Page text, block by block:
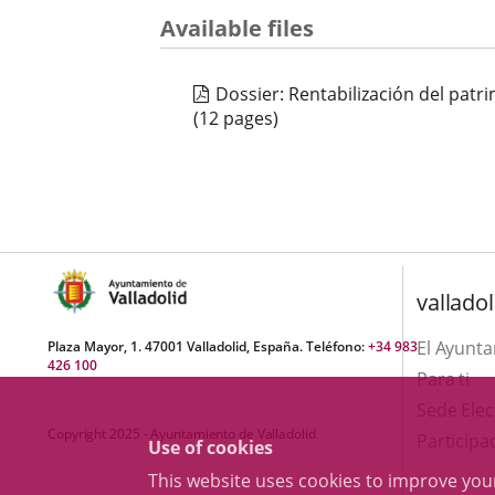
Use of cookies
This website uses cookies to improve
Available files
Dossier: Rentabilización del
(12 pages)
Plaza Mayor, 1. 47001 Valladolid, España. Teléfono:+34 983
426 100
Copyright 2025 - Ayuntamiento de Valladolid
El
Para ti